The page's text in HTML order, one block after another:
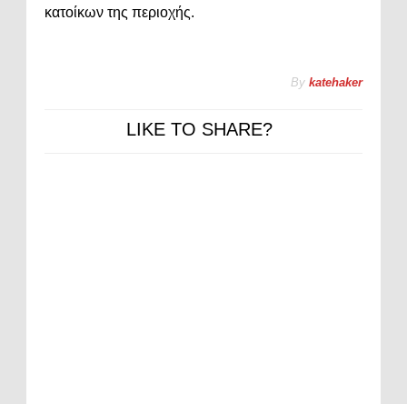
κατοίκων της περιοχής.
By katehaker
LIKE TO SHARE?